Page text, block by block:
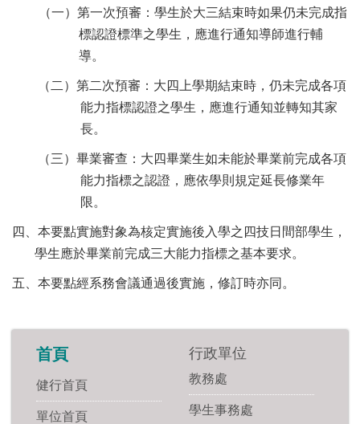
（一） 第一次預審：學生於大三結束時如果仍未完成指
標認證標準之學生，應進行通知導師進行輔
導。
（二） 第二次預審：大四上學期結束時，仍未完成各項
能力指標認證之學生，應進行通知並轉知其家
長。
（三） 畢業審查：大四畢業生如未能於畢業前完成各項
能力指標之認證，應依學則規定延長修業年
限。
四、本要點實施對象為核定實施後入學之四技日間部學生，
學生應於畢業前完成三大能力指標之基本要求。
五、本要點經系務會議通過後實施，修訂時亦同。
首頁
健行首頁
單位首頁
行政單位
教務處
學生事務處